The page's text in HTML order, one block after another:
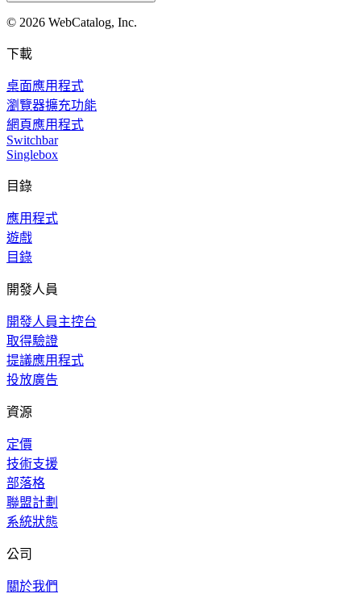
© 2026 WebCatalog, Inc.
下載
桌面應用程式
瀏覽器擴充功能
網頁應用程式
Switchbar
Singlebox
目錄
應用程式
遊戲
目錄
開發人員
開發人員主控台
取得驗證
提議應用程式
投放廣告
資源
定價
技術支援
部落格
聯盟計劃
系統狀態
公司
關於我們